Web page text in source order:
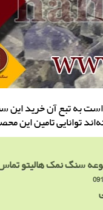
به تبع آن خرید این
توانایی تامین این
سنگ نمک هالیتو